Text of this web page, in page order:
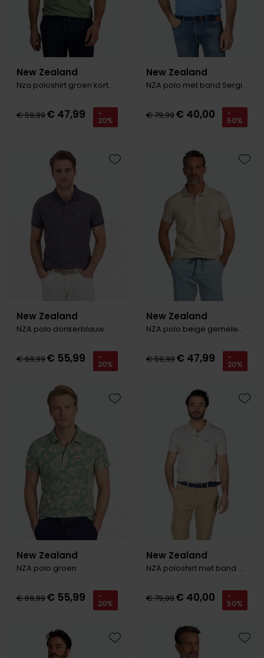
New Zealand
Nza poloshirt groen korte mouw katoen
€ 59,99€ 47,99 -
20%
New Zealand
NZA polo met band Sergio middenblauw
€ 79,99€ 40,00 -
50%
New Zealand
NZA polo donkerblauw
€ 69,99€ 55,99 -
20%
Toevoegen aan favorieten
New Zealand
NZA polo beige gemeleerd
€ 59,99€ 47,99 -
20%
New Zealand
NZA polo groen
€ 69,99€ 55,99 -
20%
Toevoegen aan favorieten
New Zealand
NZA poloshirt met band Sergio beige
€ 79,99€ 40,00 -
50%
Toevoegen aan favorieten